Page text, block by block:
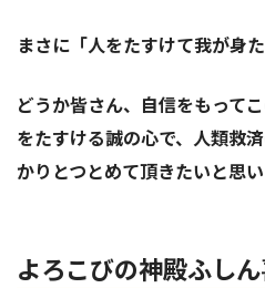
まさに「人をたすけて我が身
どうか皆さん、自信をもって
をたすける誠の心で、人類救
かりとつとめて頂きたいと思い
よろこびの神殿ふし